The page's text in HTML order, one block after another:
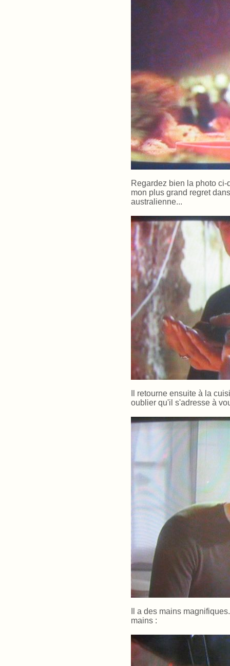
Regardez bien la photo
mon plus grand regret
australienne...
Il retourne ensuite à la
oublier qu'il s'adresse à
Il a des mains
mains :